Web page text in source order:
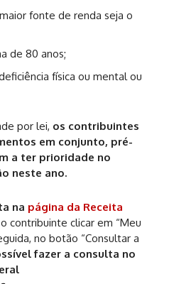
fonte de renda seja o
de 80 anos;
física ou mental ou
por lei, os contribuintes
em conjunto, pré-
a ter prioridade no
neste ano.
na página da Receita
contribuinte clicar em “Meu
no botão “Consultar a
fazer a consulta no